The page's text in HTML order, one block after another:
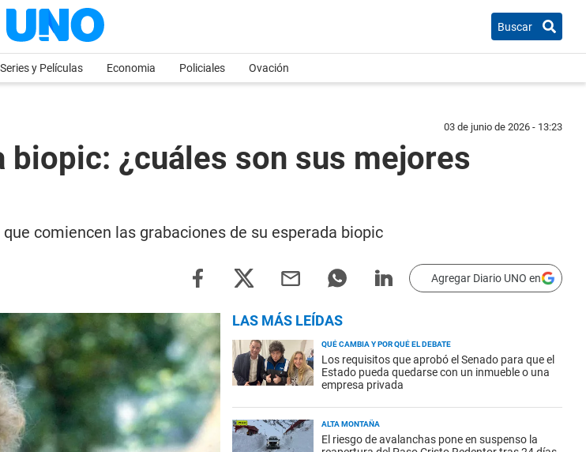
Buscar
Series y Películas Economia Policiales Ovación
03 de junio de 2026 - 13:23
¿cuáles son sus mejores
comiencen las grabaciones de su esperada biopic
Agregar Diario UNO en
LAS MÁS LEÍDAS
QUÉ CAMBIA Y POR QUÉ EL DEBATE
Los requisitos que aprobó el Senado para que el
Estado pueda quedarse con un inmueble o una
empresa privada
ALTA MONTAÑA
El riesgo de avalanchas pone en suspenso la